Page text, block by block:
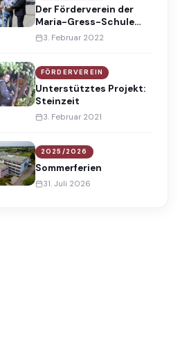
Der Förderverein der
Maria-Gress-Schule
Iffezheim e.V. hat sich in
und auch einiges für die
Schulgemeinschaft der
Maria-Gress-Schule
3. Februar 2022
FÖRDERVEREIN
Unterstütztes Projekt:
Steinzeit
3. Februar 2021
2025/2026
Sommerferien
31. Juli 2026